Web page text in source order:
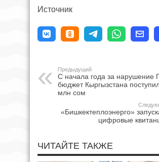
Источник
Предыдущий
С начала года за нарушение
бюджет Кыргызстана
млн сом
«Бишкектеплоэнерго»
цифровые
ЧИТАЙТЕ ТАКЖЕ